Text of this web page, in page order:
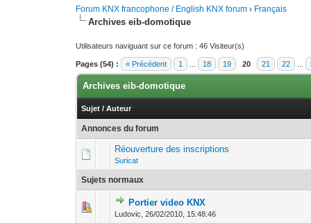
Forum KNX francophone / English KNX forum › Français
Archives eib-domotique
Utilisateurs naviguant sur ce forum : 46 Visiteur(s)
Pages (54) : « Précédent 1 18 19 20 21 22
Archives eib-domotique
Sujet /Auteur
Annonces du forum
Réouverture des inscriptions
Suricat
Sujets normaux
Portier video KNX
Ludovic,26/02/2010, 15:48:46